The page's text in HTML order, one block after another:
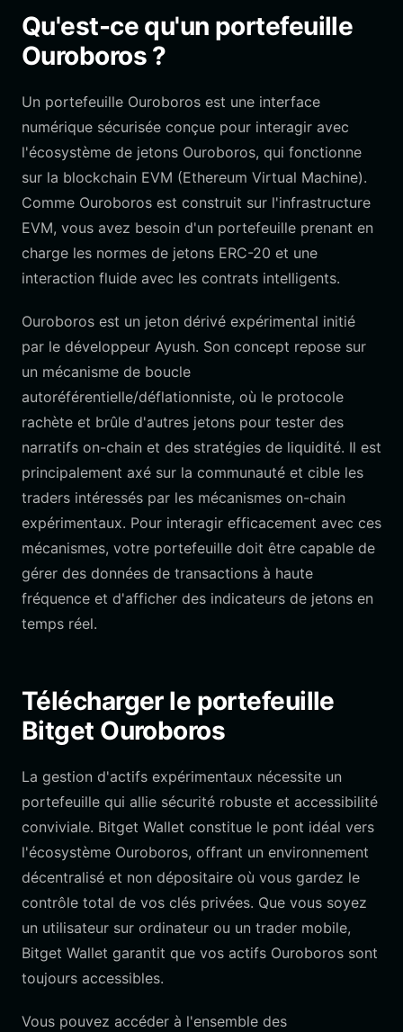
Qu'est-ce qu'un portefeuille
Ouroboros ?
Un portefeuille Ouroboros est une interface
numérique sécurisée conçue pour interagir avec
l'écosystème de jetons Ouroboros, qui fonctionne
sur la blockchain EVM (Ethereum Virtual Machine).
Comme Ouroboros est construit sur l'infrastructure
EVM, vous avez besoin d'un portefeuille prenant en
charge les normes de jetons ERC-20 et une
interaction fluide avec les contrats intelligents.
Ouroboros est un jeton dérivé expérimental initié
par le développeur Ayush. Son concept repose sur
un mécanisme de boucle
autoréférentielle/déflationniste, où le protocole
rachète et brûle d'autres jetons pour tester des
narratifs on-chain et des stratégies de liquidité. Il est
principalement axé sur la communauté et cible les
traders intéressés par les mécanismes on-chain
expérimentaux. Pour interagir efficacement avec ces
mécanismes, votre portefeuille doit être capable de
gérer des données de transactions à haute
fréquence et d'afficher des indicateurs de jetons en
temps réel.
Télécharger le portefeuille
Bitget Ouroboros
La gestion d'actifs expérimentaux nécessite un
portefeuille qui allie sécurité robuste et accessibilité
conviviale. Bitget Wallet constitue le pont idéal vers
l'écosystème Ouroboros, offrant un environnement
décentralisé et non dépositaire où vous gardez le
contrôle total de vos clés privées. Que vous soyez
un utilisateur sur ordinateur ou un trader mobile,
Bitget Wallet garantit que vos actifs Ouroboros sont
toujours accessibles.
Vous pouvez accéder à l'ensemble des